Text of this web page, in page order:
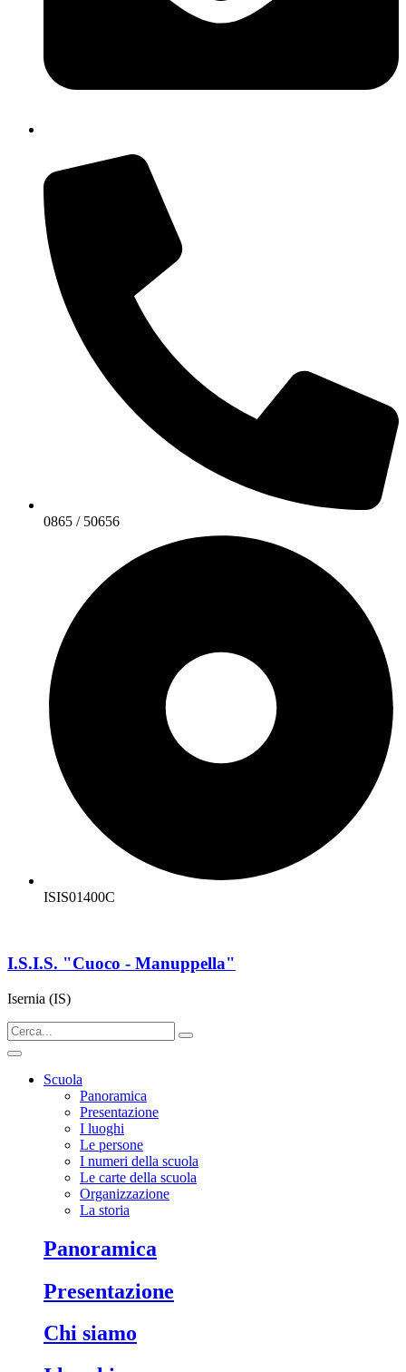
0865 / 50656
ISIS01400C
I.S.I.S. "Cuoco - Manuppella"
Isernia (IS)
Scuola
Panoramica
Presentazione
I luoghi
Le persone
I numeri della scuola
Le carte della scuola
Organizzazione
La storia
panoramica
presentazione
chi siamo